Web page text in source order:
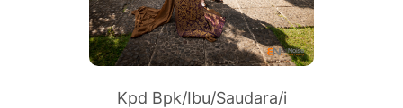
Kpd Bpk/Ibu/Saudara/i